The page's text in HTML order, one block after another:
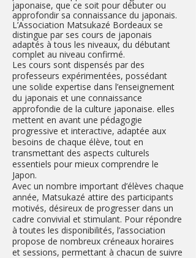
japonaise, que ce soit pour débuter ou
approfondir sa connaissance du japonais.
L’Association Matsukazé Bordeaux se
distingue par ses cours de japonais
adaptés à tous les niveaux, du débutant
complet au niveau confirmé.
Les cours sont dispensés par des
professeurs expérimentées, possédant
une solide expertise dans l’enseignement
du japonais et une connaissance
approfondie de la culture japonaise. elles
mettent en avant une pédagogie
progressive et interactive, adaptée aux
besoins de chaque élève, tout en
transmettant des aspects culturels
essentiels pour mieux comprendre le
Japon.
Avec un nombre important d’élèves chaque
année, Matsukazé attire des participants
motivés, désireux de progresser dans un
cadre convivial et stimulant. Pour répondre
à toutes les disponibilités, l’association
propose de nombreux créneaux horaires
et sessions, permettant à chacun de suivre